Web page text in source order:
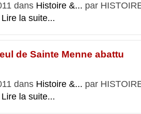
dans Histoire &... par
Lire la suite...
de Sainte Menne abattu
dans Histoire &... par
Lire la suite...